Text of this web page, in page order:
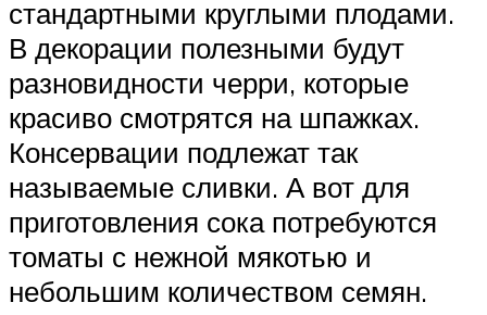
стандартными круглыми плодами.
В декорации полезными будут
разновидности черри, которые
красиво смотрятся на шпажках.
Консервации подлежат так
называемые сливки. А вот для
приготовления сока потребуются
томаты с нежной мякотью и
небольшим количеством семян.